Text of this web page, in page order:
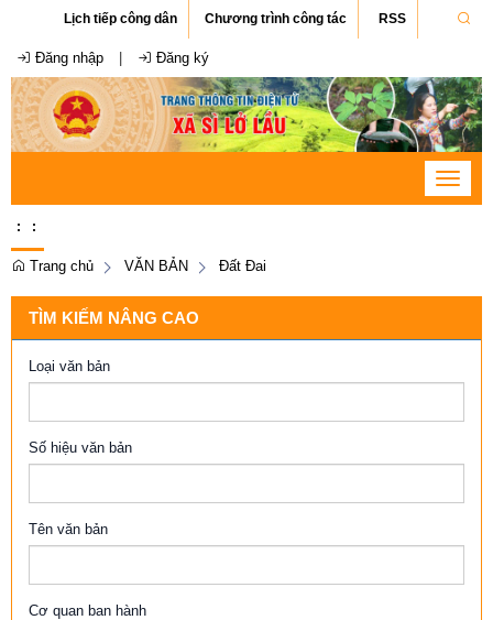
Lịch tiếp công dân Chương trình công tác RSS
Đăng nhập Đăng ký
Toggle
: :
Trang chủ VĂN BẢN Đất Đai
TÌM KIẾM NÂNG CAO
Loại văn bản
Số hiệu văn bản
Tên văn bản
Cơ quan ban hành